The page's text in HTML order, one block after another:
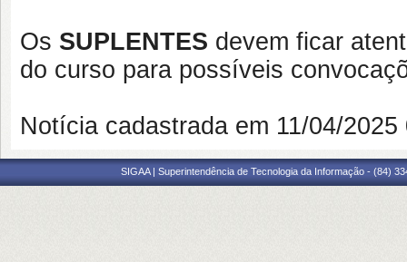
Os SUPLENTES devem ficar
do curso para possíveis
Notícia cadastrada em 11/04/
SIGAA | Superintendência de Tecnologia da Informação - (84)